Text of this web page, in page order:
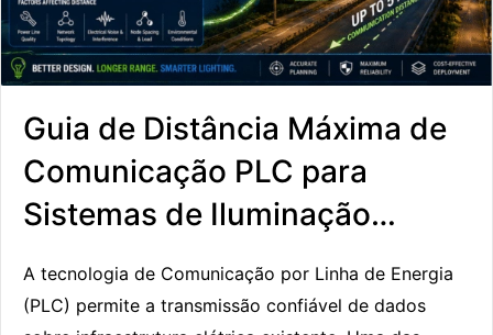
Guia de Distância Máxima de
Comunicação PLC para
Sistemas de Iluminação
Inteligente
A tecnologia de Comunicação por Linha de Energia
(PLC) permite a transmissão confiável de dados